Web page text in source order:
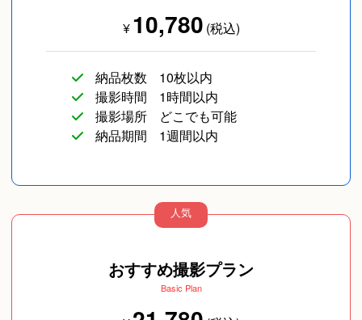
¥10,780 (税込)
納品枚数
10枚以内
撮影時間
1時間以内
撮影場所
どこでも可能
納品期間
1週間以内
人気
おすすめ撮影プラン
Basic Plan